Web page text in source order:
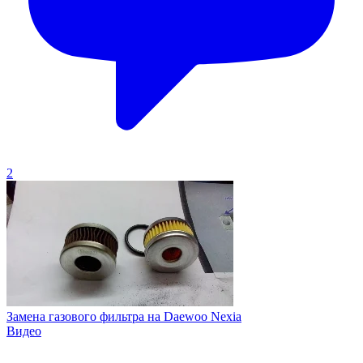
2
Замена газового фильтра на Daewoo Nexia
Видео